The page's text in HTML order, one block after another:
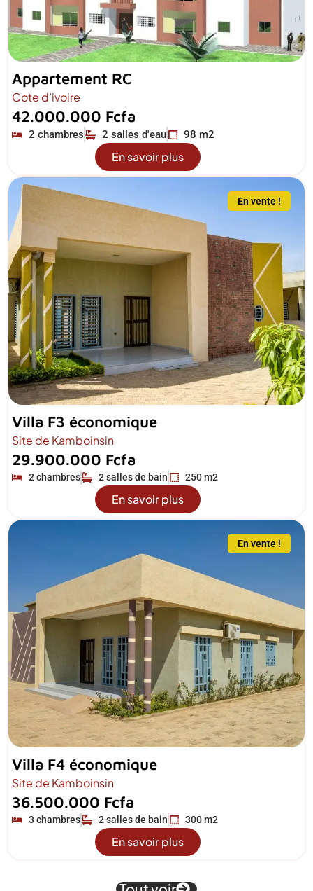
Appartement RC
Cote d’ivoire
42.000.000 Fcfa
2 chambres 2 salles d'eau 98 m2
En savoir plus
En vente !
Villa F3 économique
Site de Kamboinsin
29.900.000 Fcfa
2 chambres 2 salles de bain 250 m2
En savoir plus
En vente !
Villa F4 économique
Site de Kamboinsin
36.500.000 Fcfa
3 chambres 2 salles de bain 300 m2
En savoir plus